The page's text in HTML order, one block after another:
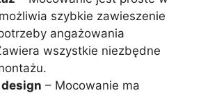
szybkie zawieszenie
angażowania
wszystkie niezbędne
– Mocowanie ma